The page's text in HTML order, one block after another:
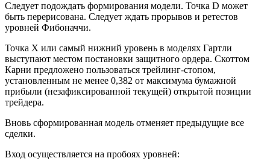
Следует подождать формирования модели. Точка D может
быть перерисована. Следует ждать прорывов и ретестов
уровней Фибоначчи.
Точка Х или самый нижний уровень в моделях Гартли
выступают местом постановки защитного ордера. Скоттом
Карни предложено пользоваться трейлинг-стопом,
установленным не менее 0,382 от максимума бумажной
прибыли (незафиксированной текущей) открытой позиции
трейдера.
Вновь сформированная модель отменяет предыдущие все
сделки.
Вход осуществляется на пробоях уровней: